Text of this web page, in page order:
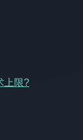
上限?